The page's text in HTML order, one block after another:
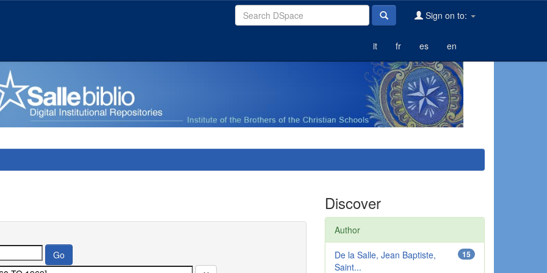
Sign on to:
it fr es en
Discover
Author
15
De la Salle, Jean Baptiste,
Saint...